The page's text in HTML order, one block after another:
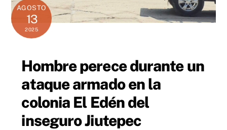
AGOSTO
13
2025
Hombre perece durante un
ataque armado en la
colonia El Edén del
inseguro Jiutepec